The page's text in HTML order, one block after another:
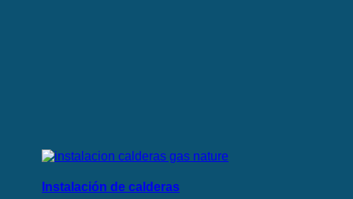
Instalación de calderas